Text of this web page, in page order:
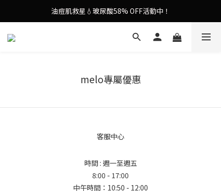
9in1多功能美容儀🌸護膚效果UP！
油痘肌救星💧玻尿酸58% OFF活動中！
果凍噴霧！一噴即現美白光透肌✨
melo專屬優惠
客服中心
時間 : 週一至週五
8:00 - 17:00
中午時間：10:50 - 12:00